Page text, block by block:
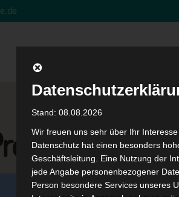
Stand: 08.08.2026
Wir freuen uns sehr über Ihr
Datenschutz hat einen besonders
Geschäftsleitung. Eine Nutzung der
jede Angabe personenbezogener
Person besondere Services unseres